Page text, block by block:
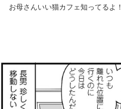
お母さんいい猫カフェ知ってるよ！